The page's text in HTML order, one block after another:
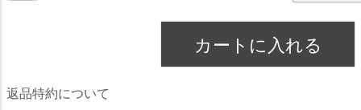
カートに入れる
返品特約について